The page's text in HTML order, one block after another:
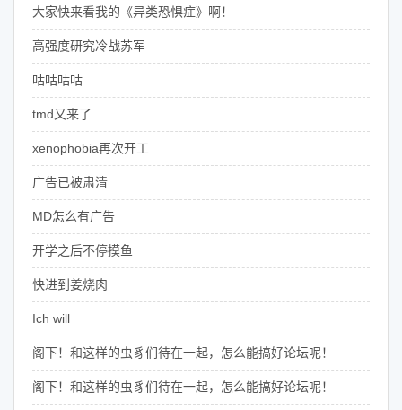
大家快来看我的《异类恐惧症》啊！
高强度研究冷战苏军
咕咕咕咕
tmd又来了
xenophobia再次开工
广告已被肃清
MD怎么有广告
开学之后不停摸鱼
快进到姜烧肉
Ich will
阁下！和这样的虫豸们待在一起，怎么能搞好论坛呢！
阁下！和这样的虫豸们待在一起，怎么能搞好论坛呢！